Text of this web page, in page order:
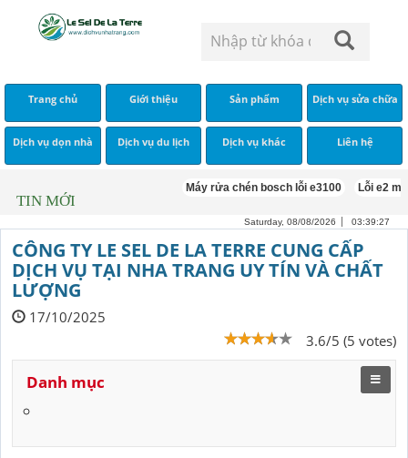
Trang chủ Giới thiệu Sản phẩm Dịch vụ sửa chữa
Dịch vụ dọn nhà Dịch vụ du lịch Dịch vụ khác Liên hệ
TIN MỚI
Máy rửa chén bosch lỗi e3100 Lỗi e2
Saturday, 08/08/2026 03:39:27
CÔNG TY LE SEL DE LA TERRE CUNG CẤP
DỊCH VỤ TẠI NHA TRANG UY TÍN VÀ CHẤT
LƯỢNG
17/10/2025
3.6/5 (5 votes)
Danh mục